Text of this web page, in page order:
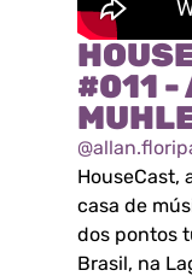
#011 -
HouseCast,
casa de
dos pontos
Brasil, na